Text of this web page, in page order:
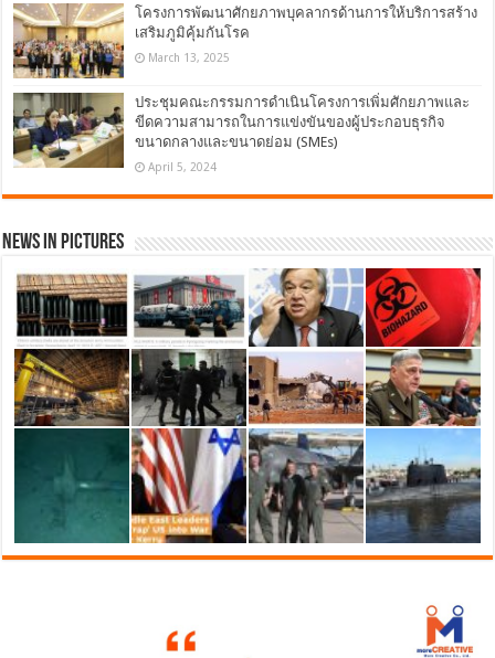
โครงการพัฒนาศักยภาพบุคลากรด้านการให้บริการสร้าง
เสริมภูมิคุ้มกันโรค
March 13, 2025
ประชุมคณะกรรมการดำเนินโครงการเพิ่มศักยภาพและ
ขีดความสามารถในการแข่งขันของผู้ประกอบธุรกิจ
ขนาดกลางและขนาดย่อม (SMEs)
April 5, 2024
News in Pictures